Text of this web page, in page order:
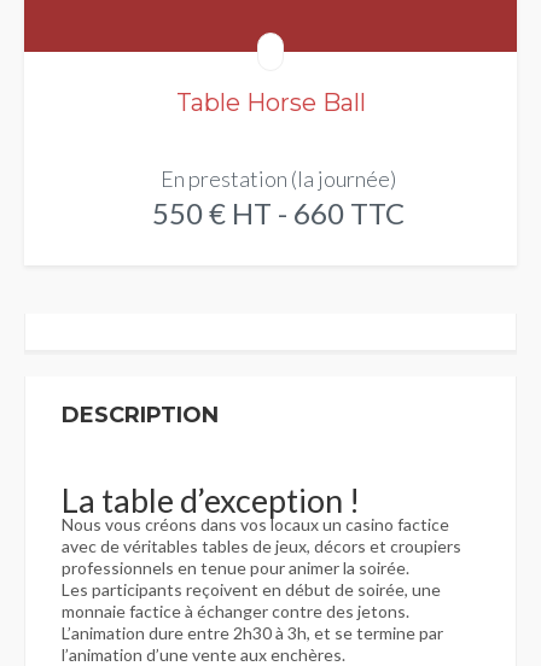
Table Horse Ball
En prestation (la journée)
550 € HT - 660 TTC
DESCRIPTION
La table d’exception !
Nous vous créons dans vos locaux un casino factice
avec de véritables tables de jeux, décors et croupiers
professionnels en tenue pour animer la soirée.
Les participants reçoivent en début de soirée, une
monnaie factice à échanger contre des jetons.
L’animation dure entre 2h30 à 3h, et se termine par
l’animation d’une vente aux enchères.